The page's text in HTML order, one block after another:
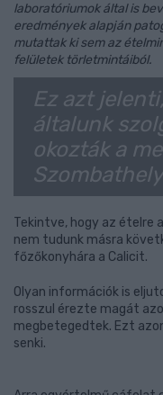
laboratóriumok által is
eredmények alapján
mutattak ki sem az
felületek törletmintáiból.
Ez azt
általunk
okozták a
Tekintve, hogy az ételre
nem tudunk másra
főzőkonyhára a Calicit.
Olyan információk is
rosszul érezte magát
megbetegedtek. Ezt
senki.